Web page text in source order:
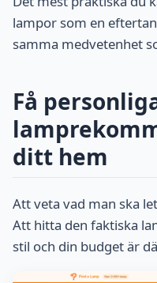
lampor som en
samma medvetenhet
Få
ditt hem
Att veta vad man ska
Att hitta den faktiska
stil och din budget är